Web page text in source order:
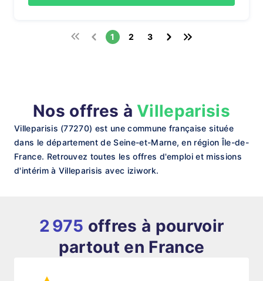
1 2 3
Nos offres à Villeparisis
Villeparisis (77270) est une commune française située
dans le département de Seine-et-Marne, en région Île-de-
France. Retrouvez toutes les offres d'emploi et missions
d'intérim à Villeparisis avec iziwork.
2 975 offres à pourvoir
partout en France